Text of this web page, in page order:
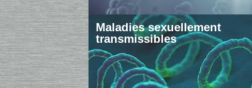
Maladies sexuellement
transmissibles